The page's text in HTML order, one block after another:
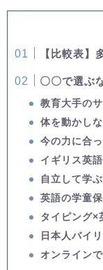
【比較表】
〇〇で選ぶ
教育大手の
体を動かし
今の力に合
イギリス英
自立して学
英語の学童
タイピング×
日本人バイ
オンライン